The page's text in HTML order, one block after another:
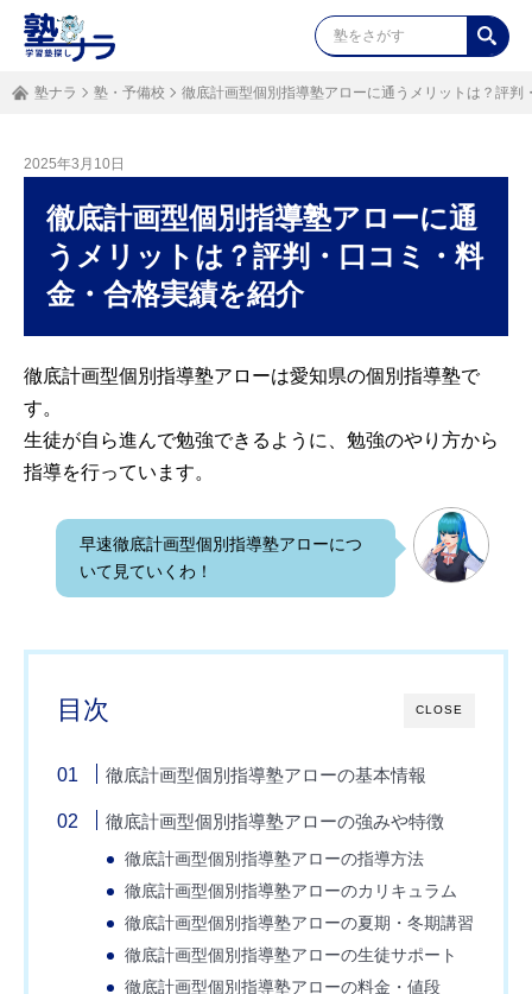
塾ナラ 塾・予備校 徹底計画型個別指導塾アローに通うメリットは？評判
2025年3月10日
徹底計画型個別指導塾アローに通
うメリットは？評判・口コミ・料
金・合格実績を紹介
徹底計画型個別指導塾アローは愛知県の個別指導塾で
す。
生徒が自ら進んで勉強できるように、勉強のやり方から
指導を行っています。
早速徹底計画型個別指導塾アローにつ
いて見ていくわ！
CLOSE
目次
徹底計画型個別指導塾アローの基本情報
徹底計画型個別指導塾アローの強みや特徴
徹底計画型個別指導塾アローの指導方法
徹底計画型個別指導塾アローのカリキュラム
徹底計画型個別指導塾アローの夏期・冬期講習
徹底計画型個別指導塾アローの生徒サポート
徹底計画型個別指導塾アローの料金・値段